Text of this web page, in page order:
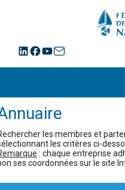
les membres et
les critères ci-
: chaque entreprise
ses coordonnées sur le site